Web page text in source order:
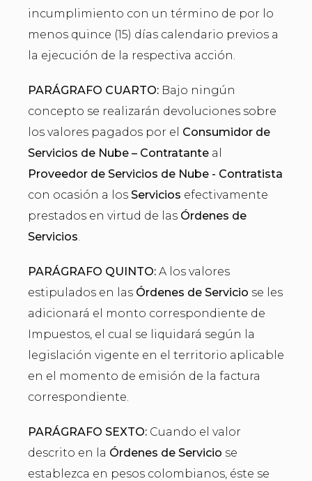
incumplimiento con un término de por lo
menos quince (15) días calendario previos a
la ejecución de la respectiva acción.
PARÁGRAFO CUARTO: Bajo ningún
concepto se realizarán devoluciones sobre
los valores pagados por el Consumidor de
Servicios de Nube – Contratante al
Proveedor de Servicios de Nube - Contratista
con ocasión a los Servicios efectivamente
prestados en virtud de las Órdenes de
Servicios.
PARÁGRAFO QUINTO: A los valores
estipulados en las Órdenes de Servicio se les
adicionará el monto correspondiente de
Impuestos, el cual se liquidará según la
legislación vigente en el territorio aplicable
en el momento de emisión de la factura
correspondiente.
PARÁGRAFO SEXTO: Cuando el valor
descrito en la Órdenes de Servicio se
establezca en pesos colombianos, éste se